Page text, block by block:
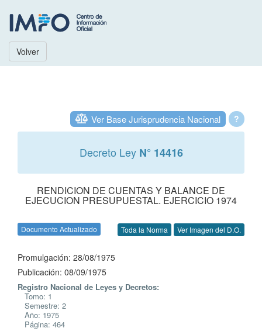
Volver
?
Ver Base Jurisprudencia Nacional
Decreto Ley N° 14416
RENDICION DE CUENTAS Y BALANCE DE
EJECUCION PRESUPUESTAL. EJERCICIO 1974
Documento Actualizado Toda la Norma Ver Imagen del D.O.
Promulgación: 28/08/1975
Publicación: 08/09/1975
Registro Nacional de Leyes y Decretos:
Tomo: 1
Semestre: 2
Año: 1975
Página: 464